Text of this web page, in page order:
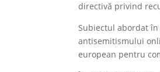
directivă privind
Subiectul abordat
antisemitismului
european pentru